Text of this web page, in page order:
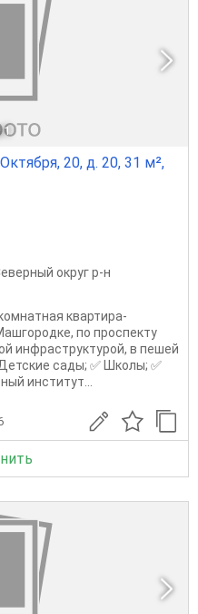
1
20, д. 20, 31 м²,
округ р-н
квартира-
по проспекту
инфраструктурой, в пешей
сады; ✅ Школы; ✅
институт...